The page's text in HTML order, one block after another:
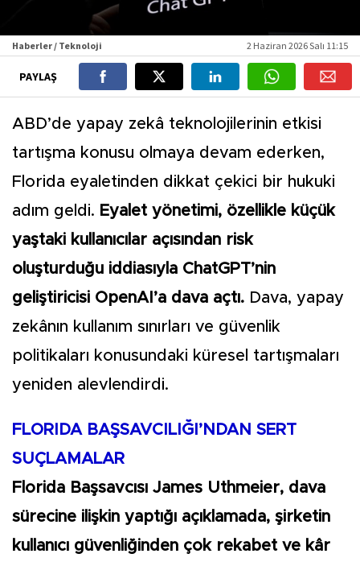
Haberler / Teknoloji 2 Haziran 2026 Salı 11:15
PAYLAŞ
ABD’de yapay zekâ teknolojilerinin etkisi
tartışma konusu olmaya devam ederken,
Florida eyaletinden dikkat çekici bir hukuki
adım geldi. Eyalet yönetimi, özellikle küçük
yaştaki kullanıcılar açısından risk
oluşturduğu iddiasıyla ChatGPT’nin
geliştiricisi OpenAI’a dava açtı. Dava, yapay
zekânın kullanım sınırları ve güvenlik
politikaları konusundaki küresel tartışmaları
yeniden alevlendirdi.
FLORIDA BAŞSAVCILIĞI’NDAN SERT
SUÇLAMALAR
Florida Başsavcısı James Uthmeier, dava
sürecine ilişkin yaptığı açıklamada, şirketin
kullanıcı güvenliğinden çok rekabet ve kâr